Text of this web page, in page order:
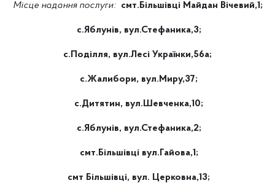
Місце надання послуги: смт.Більшівці Майдан Вічевий,1;
с.Яблунів, вул.Стефаника,3;
с.Поділля, вул.Лесі Українки,56а;
с.Жалибори, вул.Миру,37;
с.Дитятин, вул.Шевченка,10;
с.Яблунів, вул.Стефаника,2;
смт.Більшівці вул.Гайова,1;
смт Більшівці, вул. Церковна,13;